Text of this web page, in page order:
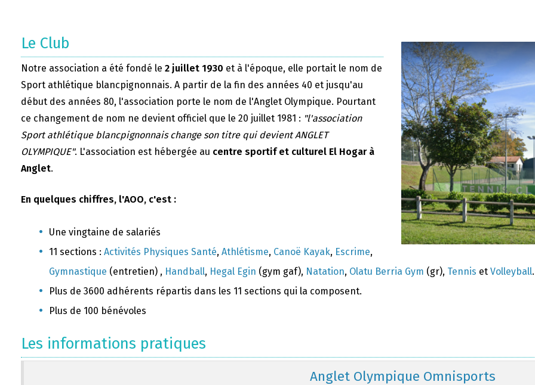
Le Club
Notre association a été fondé le 2 juillet 1930 et à l'époque, elle portait le nom de
Sport athlétique blancpignonnais. A partir de la fin des années 40 et jusqu'au
début des années 80, l'association porte le nom de l'Anglet Olympique. Pourtant
ce changement de nom ne devient officiel que le 20 juillet 1981 : "l'association
Sport athlétique blancpignonnais change son titre qui devient ANGLET
OLYMPIQUE". L'association est hébergée au centre sportif et culturel El Hogar à
Anglet.
En quelques chiffres, l'AOO, c'est :
Une vingtaine de salariés
11 sections : Activités Physiques Santé, Athlétisme, Canoë Kayak, Escrime,
Gymnastique (entretien) , Handball, Hegal Egin (gym gaf), Natation, Olatu Berria Gym (gr), Tennis et Volleyball.
Plus de 3600 adhérents répartis dans les 11 sections qui la composent.
Plus de 100 bénévoles
Les informations pratiques
Anglet Olympique Omnisports